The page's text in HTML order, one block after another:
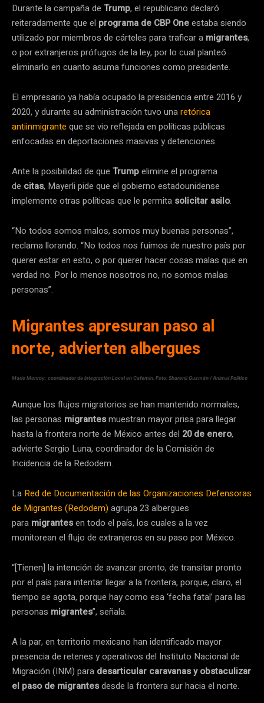
Durante la campaña de Trump, el republicano declaró
reiteradamente que el programa de CBP Oneestaba siendo
utilizado por miembros de cárteles para traficar a migrantes,
o por extranjeros prófugos de la ley, por lo cual planteó
eliminarlo en cuanto asuma funciones como presidente.
El empresario ya había ocupado la presidencia entre 2016 y
2020, y durante su administración tuvo unaretórica
antiinmigrante que se vio reflejada en políticas públicas
enfocadas en deportaciones masivas y detenciones.
Ante la posibilidad de que Trumpelimine el programa
de citas, Mayerli pide que el gobierno estadounidense
implemente otras políticas que le permita solicitar asilo.
“No todos somos malos, somos muy buenas personas”,
reclama llorando. “No todos nos fuimos de nuestro país por
querer estar en esto, o por querer hacer cosas malas que en
verdad no. Por lo menos nosotros no, no somos malas
personas”.
Migrantes apresuran paso al
norte, advierten albergues
Mario Monroy, coordinador de Integración Local en Cafemin. Foto: Sharenii Guzmán / Animal Político
Aunque los flujos migratorios se han mantenido normales,
las personas migrantesmuestran mayor prisa para llegar
hasta la frontera norte de México antes del 20 de enero,
advierte Sergio Luna, coordinador de la Comisión de
Incidencia de la Redodem.
La Red de Documentación de las Organizaciones Defensoras
de Migrantes (Redodem) agrupa 23 albergues
para migrantesen todo el país, los cuales a la vez
monitorean el flujo de extranjeros en su paso por México.
“[Tienen] la intención de avanzar pronto, de transitar pronto
por el país para intentar llegar a la frontera, porque, claro, el
tiempo se agota, porque hay como esa ‘fecha fatal’ para las
personas migrantes”, señala.
A la par, en territorio mexicano han identificado mayor
presencia de retenes y operativos del Instituto Nacional de
Migración (INM) para desarticular caravanas y obstaculizar
el paso de migrantesdesde la frontera sur hacia el norte.